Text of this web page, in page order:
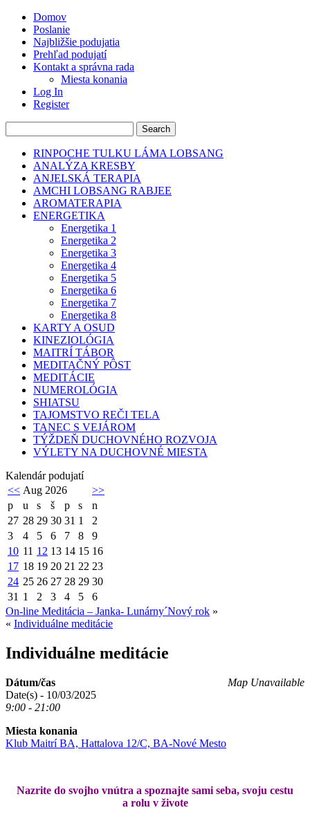
Domov
Poslanie
Najbližšie podujatia
Prehľad podujatí
Kontakt a správna rada
Miesta konania
Log In
Register
RINPOCHE TULKU LÁMA LOBSANG
ANALÝZA KRESBY
ANJELSKÁ TERAPIA
AMCHI LOBSANG RABJEE
AROMATERAPIA
ENERGETIKA
Energetika 1
Energetika 2
Energetika 3
Energetika 4
Energetika 5
Energetika 6
Energetika 7
Energetika 8
KARTY A OSUD
KINEZIOLÓGIA
MAITRÍ TÁBOR
MEDITAČNÝ PÔST
MEDITÁCIE
NUMEROLÓGIA
SHIATSU
TAJOMSTVO REČI TELA
TANEC S VEJÁROM
TÝŽDEŇ DUCHOVNÉHO ROZVOJA
VÝLETY NA DUCHOVNÉ MIESTA
Kalendár podujatí
<< Aug 2026
>>
p
u s š p s
n
27 28 29 30 31 1
2
3
4 5 6 7 8
9
10 11 12 13 14 15 16
17 18 19 20 21 22 23
24 25 26 27 28 29 30
31 1 2 3 4 5
6
On-line Meditácia – Janka- Lunárny´Nový rok »
« Individuálne meditácie
Individuálne meditácie
Map Unavailable
Dátum/čas
Date(s) - 10/03/2025
9:00 - 21:00
Miesta konania
Klub Maitrí BA, Hattalova 12/C, BA-Nové Mesto
Nazrite do svojho vnútra a spoznajte sami seba, svoju cestu
a rolu v živote